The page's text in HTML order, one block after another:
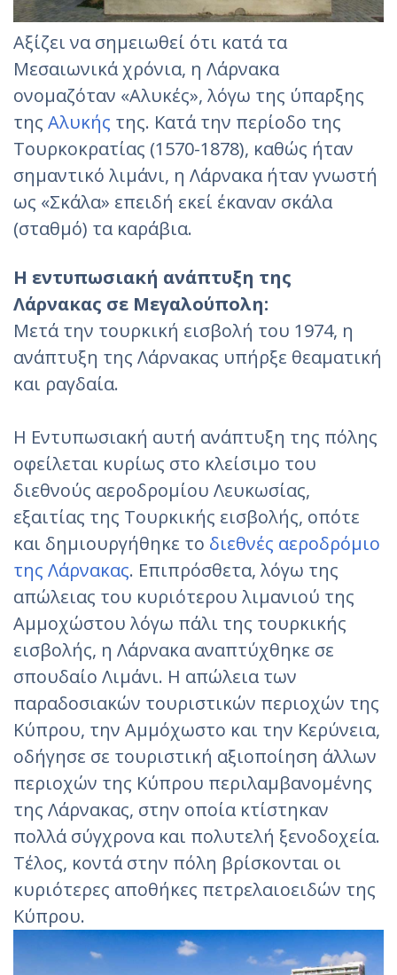
Αξίζει να σημειωθεί ότι κατά τα
Μεσαιωνικά χρόνια, η Λάρνακα
ονομαζόταν «Αλυκές», λόγω της ύπαρξης
της Αλυκής της. Κατά την περίοδο της
Τουρκοκρατίας (1570-1878), καθώς ήταν
σημαντικό λιμάνι, η Λάρνακα ήταν γνωστή
ως «Σκάλα» επειδή εκεί έκαναν σκάλα
(σταθμό) τα καράβια.
Η εντυπωσιακή ανάπτυξη της
Λάρνακας σε Μεγαλούπολη:
Μετά την τουρκική εισβολή του 1974, η
ανάπτυξη της Λάρνακας υπήρξε θεαματική
και ραγδαία.
Η Εντυπωσιακή αυτή ανάπτυξη της πόλης
οφείλεται κυρίως στο κλείσιμο του
διεθνούς αεροδρομίου Λευκωσίας,
εξαιτίας της Τουρκικής εισβολής, οπότε
και δημιουργήθηκε το διεθνές αεροδρόμιο
της Λάρνακας. Επιπρόσθετα, λόγω της
απώλειας του κυριότερου λιμανιού της
Αμμοχώστου λόγω πάλι της τουρκικής
εισβολής, η Λάρνακα αναπτύχθηκε σε
σπουδαίο Λιμάνι. H απώλεια των
παραδοσιακών τουριστικών περιοχών της
Κύπρου, την Αμμόχωστο και την Κερύνεια,
οδήγησε σε τουριστική αξιοποίηση άλλων
περιοχών της Κύπρου περιλαμβανομένης
της Λάρνακας, στην οποία κτίστηκαν
πολλά σύγχρονα και πολυτελή ξενοδοχεία.
Τέλος, κοντά στην πόλη βρίσκονται οι
κυριότερες αποθήκες πετρελαιοειδών της
Κύπρου.